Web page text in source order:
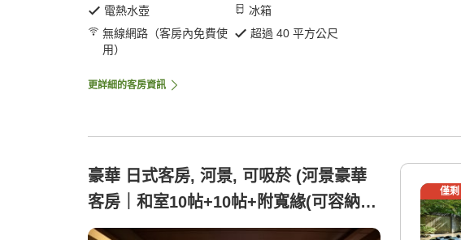
電熱水壺
冰箱
無線網路（客房內免費使
用）
超過 40 平方公尺
更詳細的客房資訊
豪華 日式客房, 河景, 可吸菸 (河景豪華
客房｜和室10帖+10帖+附寬緣(可容納6
人))
僅剩